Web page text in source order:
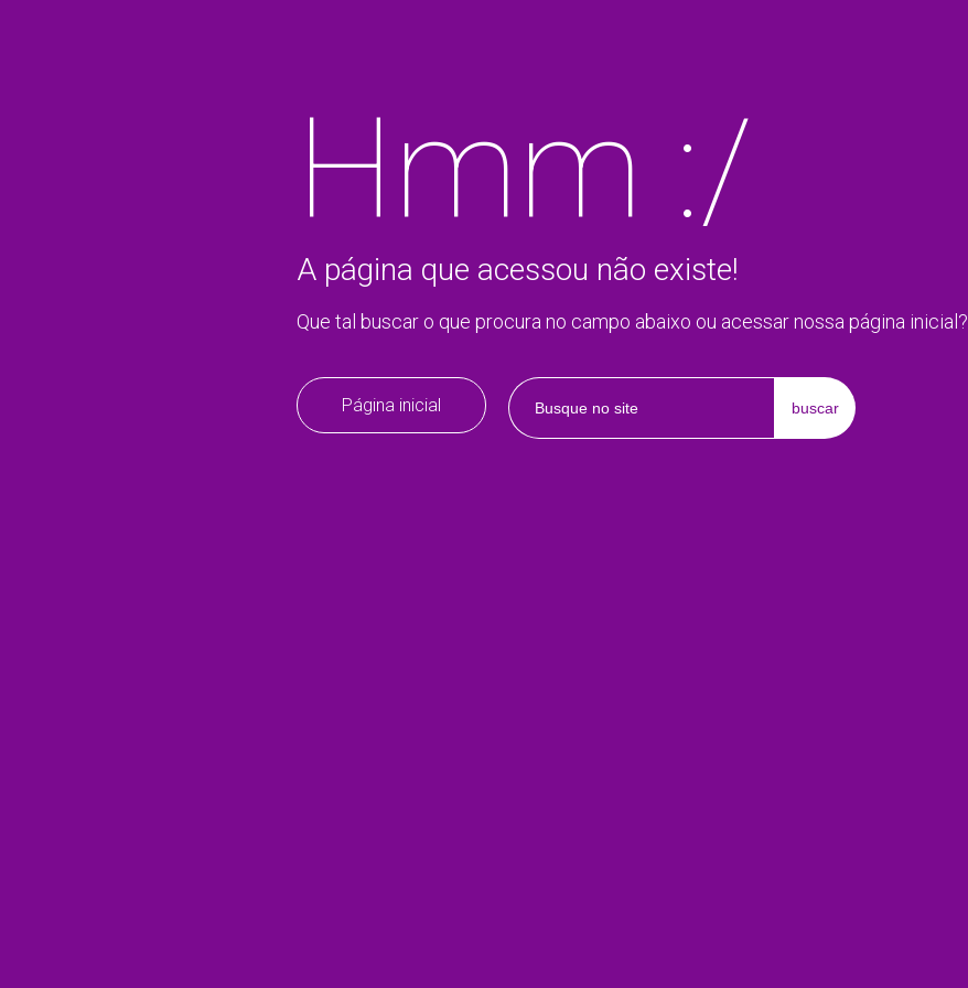
Hmm :/
A página que acessou não existe!
Que tal buscar o que procura no campo abaixo ou acessar nossa página inicial?
Página inicial